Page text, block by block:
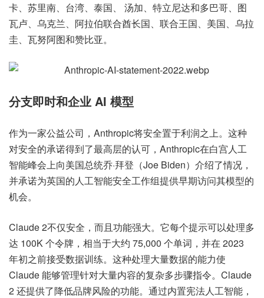
卡、苏里南、台湾、泰国、 汤加、特立尼达和多巴哥、图
瓦卢、乌克兰、阿拉伯联合酋长国、联合王国、美国、乌拉
圭、瓦努阿图和赞比亚。
分支即时和企业 AI 模型
作为一家公益公司，Anthropic将安全置于利润之上。这种
对安全的承诺得到了最高层的认可，Anthropic在白宫人工
智能峰会上向美国总统乔·拜登（Joe Biden）介绍了情况，
并承诺为英国的人工智能安全工作组提供早期访问其模型的
机会。
Claude 2不仅安全，而且功能强大。它每个提示可以处理多
达 100K 个令牌，相当于大约 75,000 个单词，并在 2023
年初之前接受数据训练。这种处理大量数据的能力使
Claude 能够管理针对大量内容的复杂多步骤指令。Claude
2 还提供了降低品牌风险的功能。通过内置宪法人工智能，